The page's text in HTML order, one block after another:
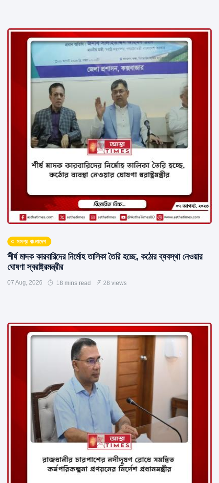
সমগ্র বাংলাদেশ
শীর্ষ মাদক কারবারিদের নির্মোহ তালিকা তৈরি হচ্ছে, কঠোর ব্যবস্থা নেওয়ার
ঘোষণা স্বরাষ্ট্রমন্ত্রীর
07 Aug, 2026 18 mins read 28 views